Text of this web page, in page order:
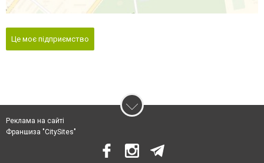
Це моє підприємство
Реклама на сайті
Франшиза "CitySites"